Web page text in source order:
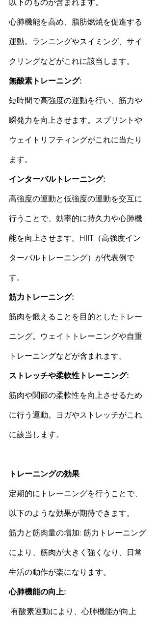
以下のものが含まれます。
心肺機能を高め、脂肪燃焼を促進する
運動。ランニングやスイミング、サイ
クリングなどがこれに該当します。
無酸素トレーニング:
短時間で高強度の運動を行い、筋力や
瞬発力を向上させます。スプリントや
ウェイトリフティングがこれに当たり
ます。
インターバルトレーニング:
高強度の運動と低強度の運動を交互に
行うことで、効率的に持久力や心肺機
能を向上させます。HIIT（高強度イン
ターバル トレーニング）が代表例で
す。
筋力トレーニング:
筋肉を鍛えることを目的としたトレー
ニング。ウェイトトレーニングや自重
トレーニングなどが含まれます。
ストレッチや柔軟性トレーニング:
筋肉や関節の柔軟性を向上させるため
に行う運動。ヨガやストレッチがこれ
に該当します。
トレーニングの効果
定期的にトレーニングを行うことで、
以下のような効果が期待できます。
筋力と筋肉量の増加: 筋力トレーニング
により、 筋肉が大きく強くなり、日常
生活の動作が楽になります。
心肺機能の向上:
有酸素運動により、心肺機能が向上